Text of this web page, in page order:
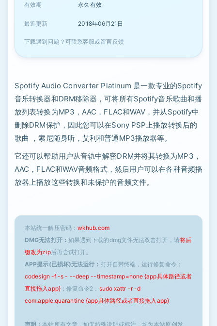
有效期 永久有效
最近更新 2018年06月21日
下载遇到问题？可联系客服或留言反馈
Spotify Audio Converter Platinum 是一款专业的Spotify
音乐转换器和DRM移除器，可将所有Spotify音乐歌曲和播
放列表转换为MP3，AAC，FLAC和WAV，并从Spotify中
删除DRM保护，因此您可以在Sony PSP上播放转换后的
歌曲 ，索尼随身听，艾利和普通MP3播放器等。
它还可以帮助用户从音轨中解密DRM并将其转换为MP3，
AAC，FLAC和WAV音频格式，然后用户可以在各种音频播
放器上播放这些转换和未保护的音频文件。
本站统一解压密码： wkhub.com
DMG无法打开： 如果遇到下载的dmg文件无法双击打开，请将后
缀改为zip后再尝试打开。
APP提示(已损坏)无法运行： 打开自带终端，运行修复命令：
codesign -f -s - --deep --timestamp=none {app具体路径或者
直接拖入app}；修复命令2： sudo xattr -r -d
com.apple.quarantine {app具体路径或者直接拖入app}
声明：本站所有文章，如无特殊说明或标注，均为本站原创发